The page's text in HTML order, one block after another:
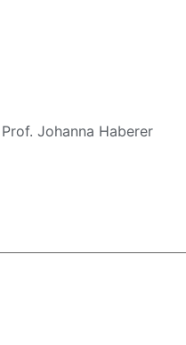
Prof. Johanna Haberer